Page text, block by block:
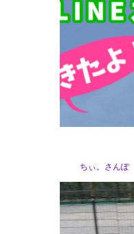
ちぃ。さんぽ